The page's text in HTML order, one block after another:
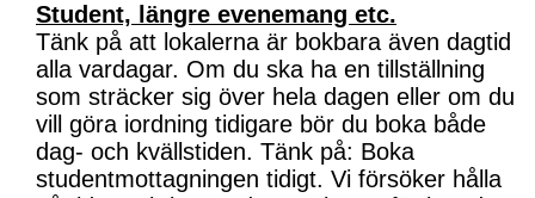
Student, längre evenemang etc.
Tänk på att lokalerna är bokbara även dagtid
alla vardagar. Om du ska ha en tillställning
som sträcker sig över hela dagen eller om du
vill göra iordning tidigare bör du boka både
dag- och kvällstiden. Tänk på: Boka
studentmottagningen tidigt. Vi försöker hålla